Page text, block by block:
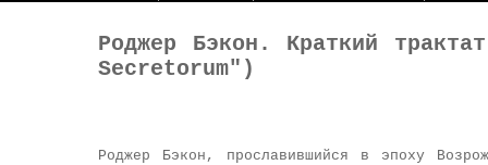
Роджер Бэкон. Краткий
Secretorum")
Роджер Бэкон, прославившийся в эпоху